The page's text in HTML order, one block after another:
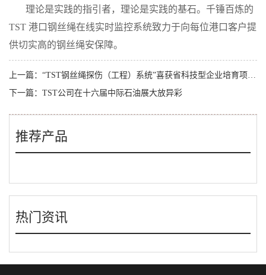
理论是实践的指引者，理论是实践的基石。千锤百炼的
TST 港口钢丝绳在线实时监控系统致力于向每位港口客户提
供切实高的钢丝绳安保障。
上一篇： “TST钢丝绳探伤（工程）系统”喜获省科技型企业培育项资助
下一篇： TST公司在十六届中际石油展大放异彩
推荐产品
热门资讯